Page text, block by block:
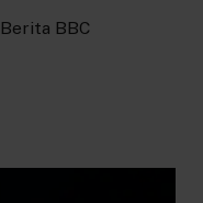
Berita BBC